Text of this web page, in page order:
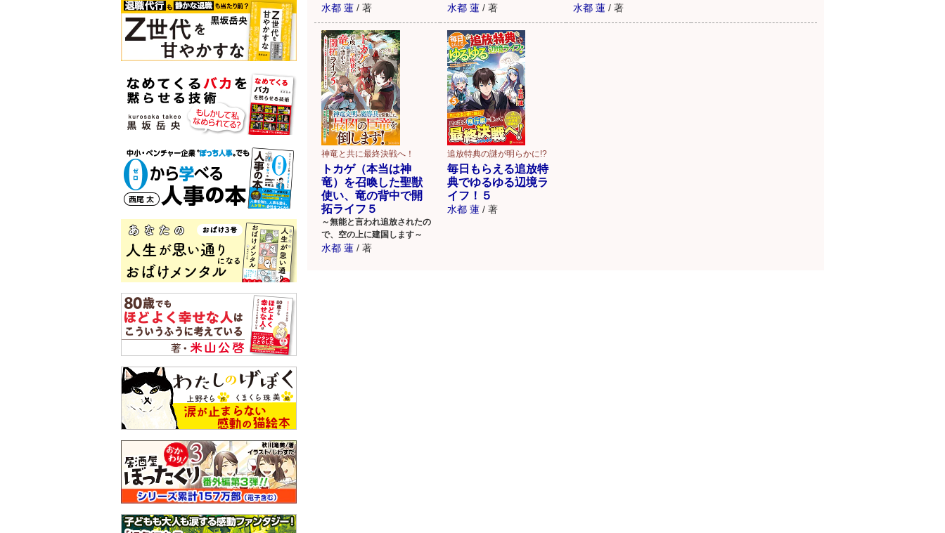
水都 蓮 / 著 水都 蓮 / 著 水都 蓮 / 著
神竜と共に最終決戦へ！
トカゲ（本当は神
竜）を召喚した聖獣
使い、竜の背中で開
拓ライフ５
～無能と言われ追放されたの
で、空の上に建国します～
水都 蓮 / 著
追放特典の謎が明らかに!?
毎日もらえる追放特
典でゆるゆる辺境ラ
イフ！５
水都 蓮 / 著